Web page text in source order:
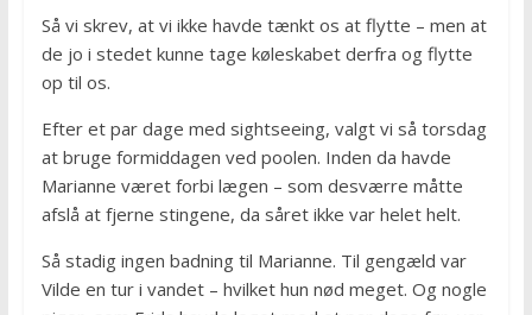
Så vi skrev, at vi ikke havde tænkt os at flytte – men at
de jo i stedet kunne tage køleskabet derfra og flytte
op til os.
Efter et par dage med sightseeing, valgt vi så torsdag
at bruge formiddagen ved poolen. Inden da havde
Marianne været forbi lægen – som desværre måtte
afslå at fjerne stingene, da såret ikke var helet helt.
Så stadig ingen badning til Marianne. Til gengæld var
Vilde en tur i vandet – hvilket hun nød meget. Og nogle